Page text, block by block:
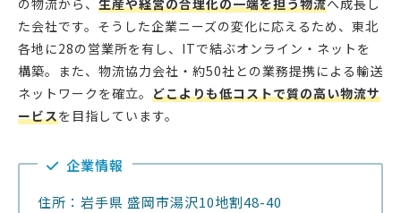
の物流から、 生産や経営の合理化の一端を担う物流へ成長し
た会社です。そうした企業ニーズの変化に応えるため、東北
各地に28の営業所を有し、ITで結ぶオンライン・ネットを
構築。また、物流協力会社・約50社との業務提携による輸送
ネットワークを確立。 どこよりも低コストで質の高い物流サ
ービスを目指しています。
企業情報
住所：岩手県 盛岡市湯沢10地割48-40